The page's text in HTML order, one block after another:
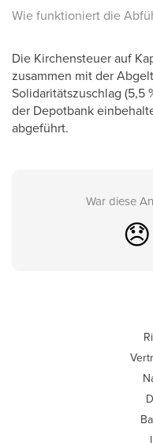
Wie funktioniert die
Die Kirchensteuer auf
zusammen mit der
Solidaritätszuschlag (5,5
der Depotbank
abgeführt.
War diese
😞